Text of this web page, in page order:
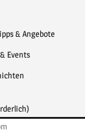
& Angebote
Events